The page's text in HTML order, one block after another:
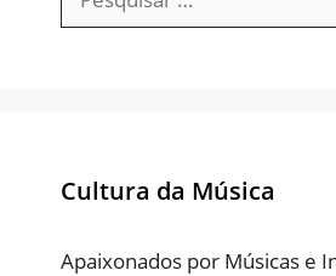
por:
Cultura da Música
Apaixonados por Músicas e